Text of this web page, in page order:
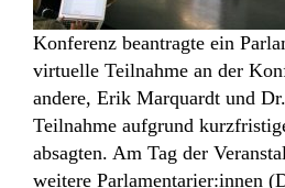
Konferenz beantragte ein
virtuelle Teilnahme an der
andere, Erik Marquardt und
Teilnahme aufgrund
absagten. Am Tag der
weitere Parlamentarier:innen